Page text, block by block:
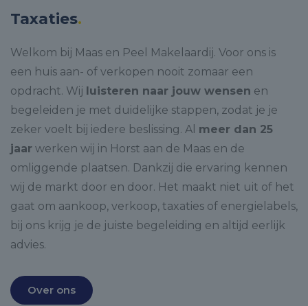
Taxaties.
Welkom bij Maas en Peel Makelaardij. Voor ons is
een huis aan- of verkopen nooit zomaar een
opdracht. Wij luisteren naar jouw wensen en
begeleiden je met duidelijke stappen, zodat je je
zeker voelt bij iedere beslissing. Al meer dan 25
jaar werken wij in Horst aan de Maas en de
omliggende plaatsen. Dankzij die ervaring kennen
wij de markt door en door. Het maakt niet uit of het
gaat om aankoop, verkoop, taxaties of energielabels,
bij ons krijg je de juiste begeleiding en altijd eerlijk
advies.
Over ons